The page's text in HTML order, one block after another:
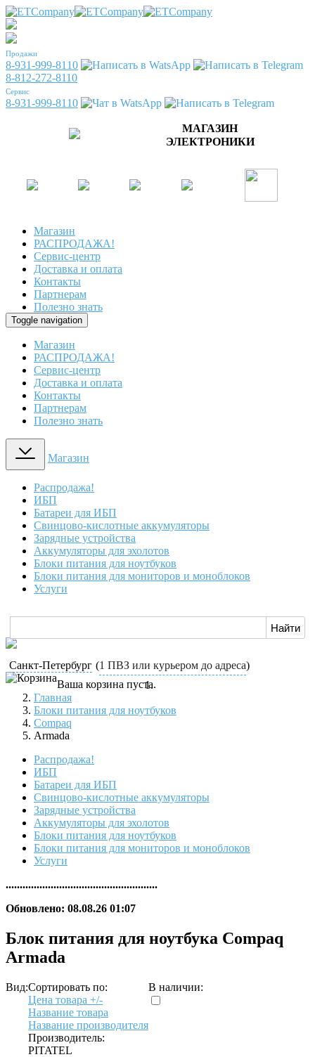
Продажи
8-931-999-8110
8-812-272-8110
Сервис
8-931-999-8110
МАГАЗИН
ЭЛЕКТРОНИКИ
Магазин
РАСПРОДАЖА!
Сервис-центр
Доставка и оплата
Контакты
Партнерам
Полезно знать
Toggle navigation
Магазин
РАСПРОДАЖА!
Сервис-центр
Доставка и оплата
Контакты
Партнерам
Полезно знать
Магазин
Распродажа!
ИБП
Батареи для ИБП
Свинцово-кислотные аккумуляторы
Зарядные устройства
Аккумуляторы для эхолотов
Блоки питания для ноутбуков
Блоки питания для мониторов и моноблоков
Услуги
Санкт-Петербург (1 ПВЗ или курьером до адреса)
Ваша корзина пуста.
Главная
Блоки питания для ноутбуков
Compaq
Armada
Распродажа!
ИБП
Батареи для ИБП
Свинцово-кислотные аккумуляторы
Зарядные устройства
Аккумуляторы для эхолотов
Блоки питания для ноутбуков
Блоки питания для мониторов и моноблоков
Услуги
......................................................
Обновлено: 08.08.26 01:07
Блок питания для ноутбука Compaq
Armada
Вид:Сортировать по:
Цена товара +/-
Название товара
Название производителя
Производитель:
PITATEL
В наличии: